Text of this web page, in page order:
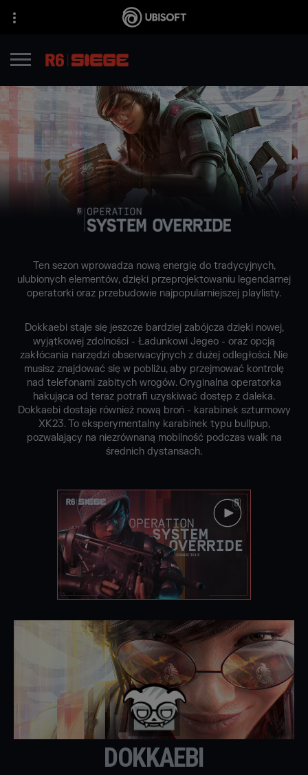
Ten sezon wprowadza nową energię do tradycyjnych,
ulubionych elementów, dzięki przeprojektowaniu legendarnej
operatorki oraz przebudowie najpopularniejszej playlisty.
Dokkaebi staje się jeszcze bardziej zabójcza dzięki nowej,
wyjątkowej zdolności - Ładunkowi Jegeo - oraz opcją
zakłócania narzędzi obserwacyjnych z dużej odległości. Nie
musisz znajdować się w pobliżu, aby przejmować kontrolę
nad telefonami zabitych wrogów. Oryginalna operatorka
hakująca od teraz potrafi uzyskiwać dostęp z daleka.
Dokkaebi dostaje również nową broń - karabinek szturmowy
XK23. To eksperymentalny karabinek typu bullpup,
pozwalający na niezrównaną mobilność podczas walk na
średnich dystansach.
DOKKAEBI